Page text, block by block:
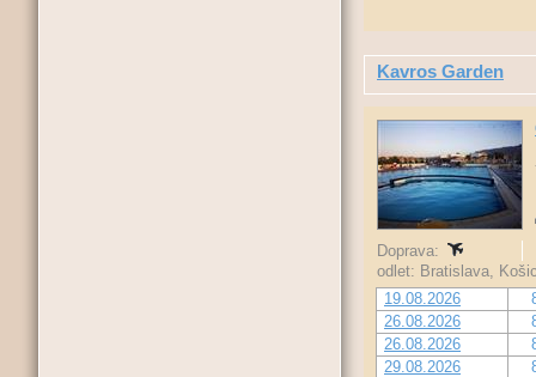
Kavros Garden
Doprava:
odlet: Bratislava,
19.08.2026
26.08.2026
26.08.2026
29.08.2026